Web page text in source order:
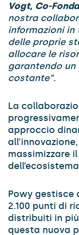
Vogt, Co-
nostra
informazioni in
delle proprie
allocare le
garantendo un
costante”.
La
approccio
massimizzare
Powy gestisce
2.100 punti di
distribuiti in
questa nuova